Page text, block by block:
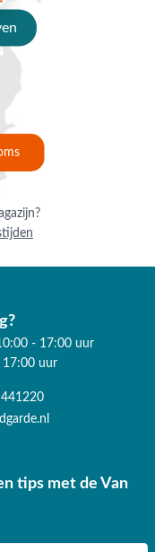
- 17:00 uur
uur
tips met de Van